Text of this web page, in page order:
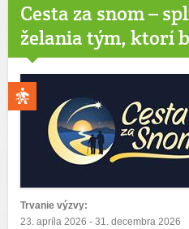
Cesta za snom –
želania tým, ktorí
Trvanie výzvy:
23. apríla 2026 - 31. decembra 2026